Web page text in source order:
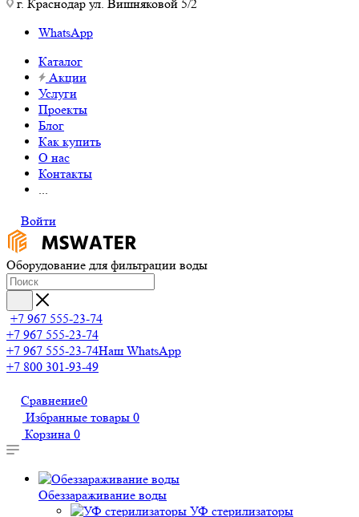
г. Краснодар ул. Вишняковой 5/2
WhatsApp
Каталог
Акции
Услуги
Проекты
Блог
Как купить
О нас
Контакты
...
Войти
Оборудование для фильтрации воды
+7 967 555-23-74
+7 967 555-23-74
+7 967 555-23-74Наш WhatsApp
+7 800 301-93-49
Сравнение0
Избранные товары 0
Корзина 0
Обеззараживание воды
УФ стерилизаторы